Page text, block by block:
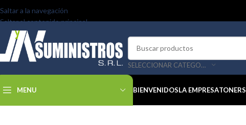
Saltar a la navegación
Saltar al contenido principal
SELECCIONAR CATEGORÍA
MENU BIENVENIDOSLA EMPRESATONERS